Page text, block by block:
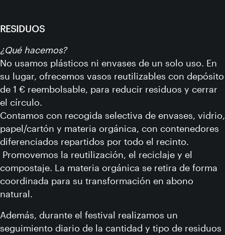
RESIDUOS
¿Qué hacemos?
No usamos plásticos ni envases de un solo uso. En
su lugar, ofrecemos vasos reutilizables con depósito
de 1 € reembolsable, para reducir residuos y cerrar
el círculo.
Contamos con recogida selectiva de envases, vidrio,
papel/cartón y materia orgánica, con contenedores
diferenciados repartidos por todo el recinto.
Promovemos la reutilización, el reciclaje y el
compostaje. La materia orgánica se retira de forma
coordinada para su transformación en abono
natural.
Además, durante el festival realizamos un
seguimiento diario de la cantidad y tipo de residuos